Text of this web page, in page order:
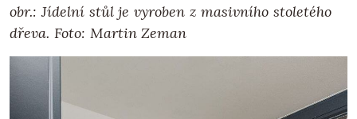
obr.: Jídelní stůl je vyroben z masivního stoletého
dřeva. Foto: Martin Zeman